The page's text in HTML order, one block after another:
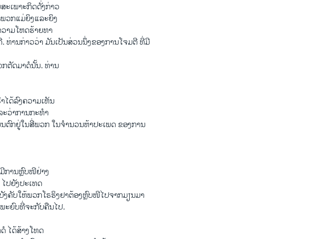
ເພາະກິດດັ່ງກ່າວ
ວກແມ່ຍິງແລະຍິງ
າມໂຫດຮ້າຍທາ
ທ່ານກ່າວວ່າ ມັນເປັນສ່ວນນຶ່ງຂອງການໂຈມຕີ ທີ່ມີ
ຕັດມາດໍນັ້ນ. ທ່ານ
ໄດ້ລົງຄວາມເຫັນ
ວ່າການກະທຳ
ກຢູ່ໃນສີ່ພວກ ໃນຈຳນວນຫ້າປະເພດ ຂອງການ
ການຫຼົບໜີຢ່າງ
ປຍັງປະເທດ
ຄັບໃຫ້ພວກໂຣຮິງຢາຕ້ອງຫຼົບໜີໄປຈາກມຽນມາ
ະຍົບທີ່ຈະກັບຄືນໄປ.
ໄດ້ສ້າງໂທດ